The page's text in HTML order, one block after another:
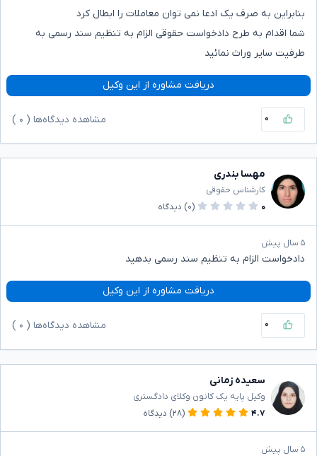
بنابراین به صرف یک ادعا نمی توان معاملات را ابطال کرد
شما اقدام به طرح دادخواست حقوقی الزام به تنظیم سند رسمی به
طرفیت سایر وراث نمائید
دریافت مشاوره از این وکیل
۰ مشاهده دیدگاه‌ها ( ۰
مهسا بندری
کارشناس حقوقی
۰
(۰) دیدگاه
۵ سال پیش
دادخواست الزام به تنظیم سند رسمی بدهید
دریافت مشاوره از این وکیل
۰ مشاهده دیدگاه‌ها ( ۰
سعیده زمانی
وکیل پایه یک کانون وکلای دادگستری
۴.۷
(۲۸) دیدگاه
۵ سال پیش